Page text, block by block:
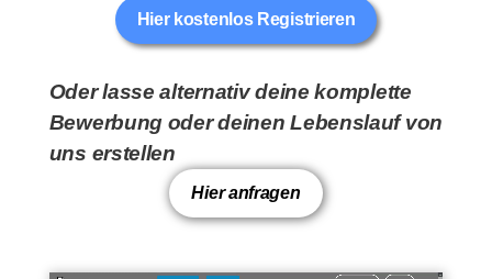
Hier kostenlos Registrieren
Oder lasse alternativ deine komplette
Bewerbung oder deinen Lebenslauf von
uns erstellen
Hier anfragen